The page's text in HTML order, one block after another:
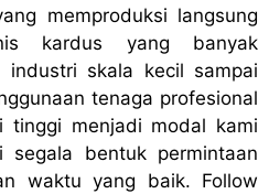
memproduksi langsung
kardus yang banyak
skala kecil sampai
tenaga profesional
tinggi menjadi modal kami
segala bentuk permintaan
waktu yang baik. Follow